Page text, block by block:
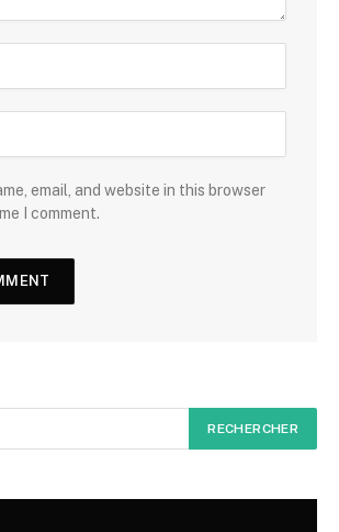
email, and website in this browser
I comment.